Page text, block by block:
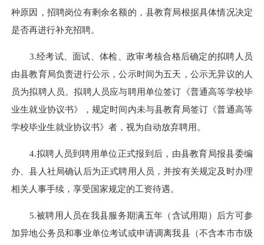
种原因，招聘岗位有剩余名额的，县教育局根据具体情况决定
是否再进行补充招聘。
3.经考试、面试、体检、政审考核合格后确定的拟聘人员
由县教育局负责进行公示，公示时间为五天，公示无异议的人
员为拟聘人员。拟聘人员应与聘用单位签订《普通高等学校毕
业生就业协议书》，规定时间内未与县教育局签订《普通高等
学校毕业生就业协议书》者，视为自动放弃聘用。
4.拟聘人员到聘用单位正式报到后，由县教育局报县委编
办、县人社局确认后为正式聘用人员，并按有关规定及时办理
相关人事手续 ， 享受国家规定的工资待遇。
5.被聘用人员在我县服务期满五年（含试用期）后方可参
加异地公务员和事业单位考试或申请调离我县（不含本市市级